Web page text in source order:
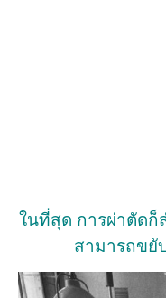
ในที่สุด การผ่าตัดก็
สามารถขยั